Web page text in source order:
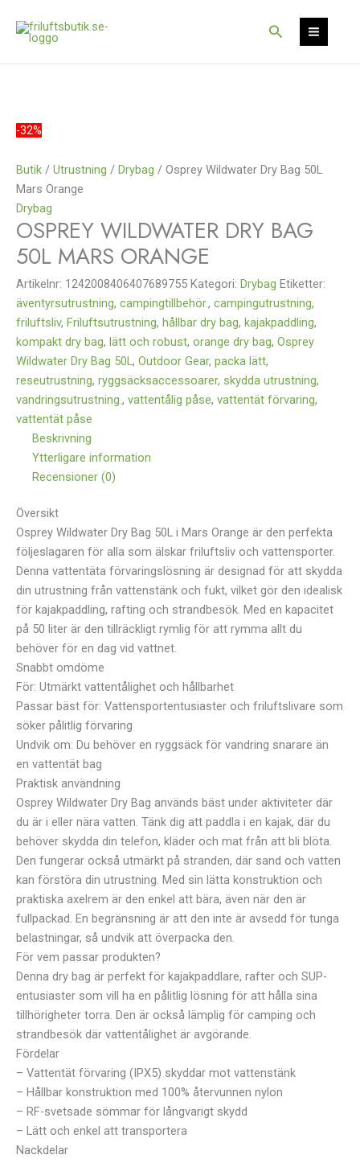
Sök
-32%
Butik / Utrustning / Drybag / Osprey Wildwater Dry Bag 50L
Mars Orange
Drybag
OSPREY WILDWATER DRY BAG
50L MARS ORANGE
Artikelnr: 1242008406407689755 Kategori: Drybag Etiketter:
äventyrsutrustning, campingtillbehör., campingutrustning,
friluftsliv, Friluftsutrustning, hållbar dry bag, kajakpaddling,
kompakt dry bag, lätt och robust, orange dry bag, Osprey
Wildwater Dry Bag 50L, Outdoor Gear, packa lätt,
reseutrustning, ryggsäcksaccessoarer, skydda utrustning,
vandringsutrustning., vattentålig påse, vattentät förvaring,
vattentät påse
Beskrivning
Ytterligare information
Recensioner (0)
Översikt
Osprey Wildwater Dry Bag 50L i Mars Orange är den perfekta
följeslagaren för alla som älskar friluftsliv och vattensporter.
Denna vattentäta förvaringslösning är designad för att skydda
din utrustning från vattenstänk och fukt, vilket gör den idealisk
för kajakpaddling, rafting och strandbesök. Med en kapacitet
på 50 liter är den tillräckligt rymlig för att rymma allt du
behöver för en dag vid vattnet.
Snabbt omdöme
För: Utmärkt vattentålighet och hållbarhet
Passar bäst för: Vattensportentusiaster och friluftslivare som
söker pålitlig förvaring
Undvik om: Du behöver en ryggsäck för vandring snarare än
en vattentät bag
Praktisk användning
Osprey Wildwater Dry Bag används bäst under aktiviteter där
du är i eller nära vatten. Tänk dig att paddla i en kajak, där du
behöver skydda din telefon, kläder och mat från att bli blöta.
Den fungerar också utmärkt på stranden, där sand och vatten
kan förstöra din utrustning. Med sin lätta konstruktion och
praktiska axelrem är den enkel att bära, även när den är
fullpackad. En begränsning är att den inte är avsedd för tunga
belastningar, så undvik att överpacka den.
För vem passar produkten?
Denna dry bag är perfekt för kajakpaddlare, rafter och SUP-
entusiaster som vill ha en pålitlig lösning för att hålla sina
tillhörigheter torra. Den är också lämplig för camping och
strandbesök där vattentålighet är avgörande.
Fördelar
– Vattentät förvaring (IPX5) skyddar mot vattenstänk
– Hållbar konstruktion med 100% återvunnen nylon
– RF-svetsade sömmar för långvarigt skydd
– Lätt och enkel att transportera
Nackdelar
Rea!
ursprungliganuvarande